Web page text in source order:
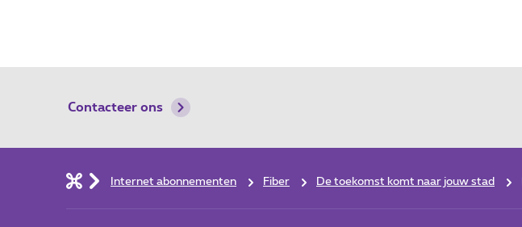
Contacteer ons
Internet abonnementen Fiber De toekomst komt naar jouw stad